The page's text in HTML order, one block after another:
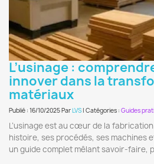
L’usinage :
innover dans la
matériaux
Publié : 16/10/2025 ParLVS | Catégories : Guides
L’usinage est au cœur de la
histoire, ses procédés, ses machines
un guide complet mêlant savoir-faire,